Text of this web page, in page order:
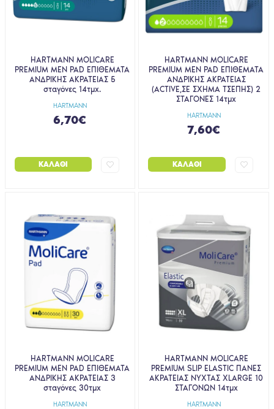
HARTMANN
HARTMANN MOLICARE
PREMIUM MEN PAD ΕΠΙΘΕΜΑΤΑ
ΑΝΔΡΙΚΗΣ ΑΚΡΑΤΕΙΑΣ 5
σταγόνες 14τμχ.
6,70€
ΚΑΛΆΘΙ
HARTMANN
HARTMANN MOLICARE
PREMIUM MEN PAD ΕΠΙΘΕΜΑΤΑ
ΑΝΔΡΙΚΗΣ ΑΚΡΑΤΕΙΑΣ
(ACTIVE,ΣΕ ΣΧΗΜΑ ΤΣΕΠΗΣ) 2
ΣΤΑΓΟΝΕΣ 14τμχ
7,60€
ΚΑΛΆΘΙ
HARTMANN
HARTMANN MOLICARE
PREMIUM MEN PAD ΕΠΙΘΕΜΑΤΑ
ΑΝΔΡΙΚΗΣ ΑΚΡΑΤΕΙΑΣ 3
σταγόνες 30τμχ
HARTMANN
HARTMANN MOLICARE
PREMIUM SLIP ELASTIC ΠΑΝΕΣ
ΑΚΡΑΤΕΙΑΣ ΝΥΧΤΑΣ XLARGE 10
ΣΤΑΓΟΝΩΝ 14τμχ